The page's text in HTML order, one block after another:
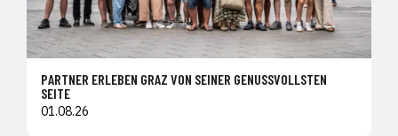
PARTNER ERLEBEN GRAZ VON SEINER GENUSSVOLLSTEN
SEITE
01.08.26